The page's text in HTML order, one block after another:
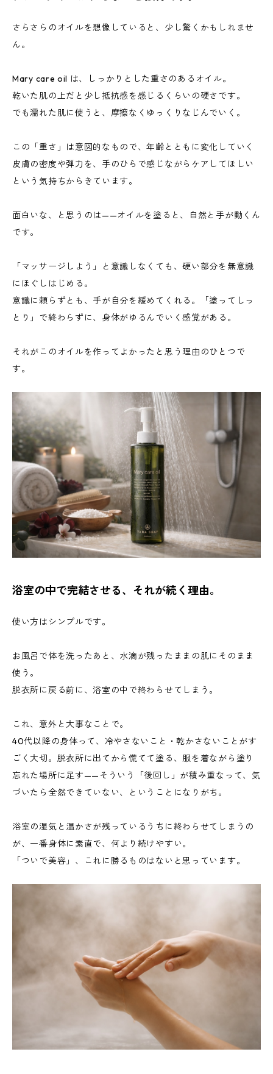
さらさらのオイルを想像していると、少し驚くかもしれませ
ん。
Mary care oil は、しっかりとした重さのあるオイル。
乾いた肌の上だと少し抵抗感を感じるくらいの硬さです。
でも濡れた肌に使うと、摩擦なくゆっくりなじんでいく。
この「重さ」は意図的なもので、年齢とともに変化していく
皮膚の密度や弾力を、手のひらで感じながらケアしてほしい
という気持ちからきています。
面白いな、と思うのは——オイルを塗ると、自然と手が動くん
です。
「マッサージしよう」と意識しなくても、硬い部分を無意識
にほぐしはじめる。
意識に頼らずとも、手が自分を緩めてくれる。「塗ってしっ
とり」で終わらずに、身体がゆるんでいく感覚がある。
それがこのオイルを作ってよかったと思う理由のひとつで
す。
浴室の中で完結させる、それが続く理由。
使い方はシンプルです。
お風呂で体を洗ったあと、水滴が残ったままの肌にそのまま
使う。
脱衣所に戻る前に、浴室の中で終わらせてしまう。
これ、意外と大事なことで。
40代以降の身体って、冷やさないこと・乾かさないことがす
ごく大切。脱衣所に出てから慌てて塗る、服を着ながら塗り
忘れた場所に足す——そういう「後回し」が積み重なって、気
づいたら全然できていない、ということになりがち。
浴室の湿気と温かさが残っているうちに終わらせてしまうの
が、一番身体に素直で、何より続けやすい。
「ついで美容」、これに勝るものはないと思っています。